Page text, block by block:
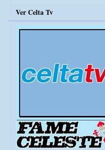
Ver Celta Tv